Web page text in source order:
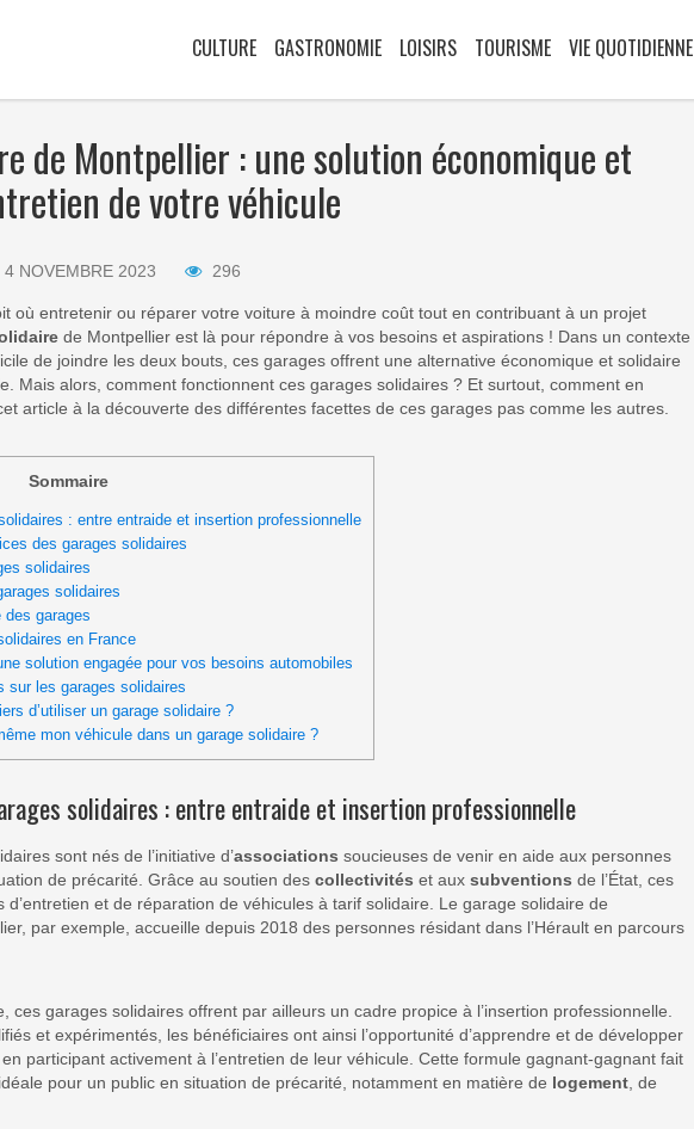
CULTURE GASTRONOMIE LOISIRS TOURISME VIE QUOTIDIENNE
de Montpellier : une solution économique et
de votre véhicule
4 NOVEMBRE 2023 296
où entretenir ou réparer votre voiture à moindre coût tout en contribuant à un projet
de Montpellier est là pour répondre à vos besoins et aspirations ! Dans un contexte
de joindre les deux bouts, ces garages offrent une alternative économique et solidaire
Mais alors, comment fonctionnent ces garages solidaires ? Et surtout, comment en
article à la découverte des différentes facettes de ces garages pas comme les autres.
Sommaire
: entre entraide et insertion professionnelle
des garages solidaires
solidaires
solidaires
des garages
en France
solution engagée pour vos besoins automobiles
sur les garages solidaires
d’utiliser un garage solidaire ?
mon véhicule dans un garage solidaire ?
solidaires : entre entraide et insertion professionnelle
sont nés de l’initiative d’associations soucieuses de venir en aide aux personnes
de précarité. Grâce au soutien des collectivités et aux subventions de l’État, ces
et de réparation de véhicules à tarif solidaire. Le garage solidaire de
par exemple, accueille depuis 2018 des personnes résidant dans l’Hérault en parcours
ces garages solidaires offrent par ailleurs un cadre propice à l’insertion professionnelle.
et expérimentés, les bénéficiaires ont ainsi l’opportunité d’apprendre et de développer
participant activement à l’entretien de leur véhicule. Cette formule gagnant-gagnant fait
pour un public en situation de précarité, notamment en matière de logement , de